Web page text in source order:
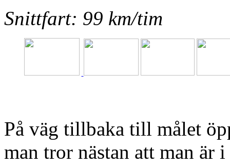
Snittfart: 99 km/tim
På väg tillbaka till målet
man tror nästan att man är